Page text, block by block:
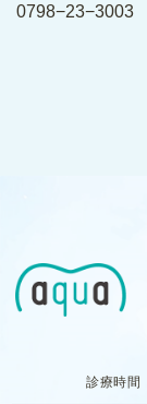
0798−23−3003
診療時間